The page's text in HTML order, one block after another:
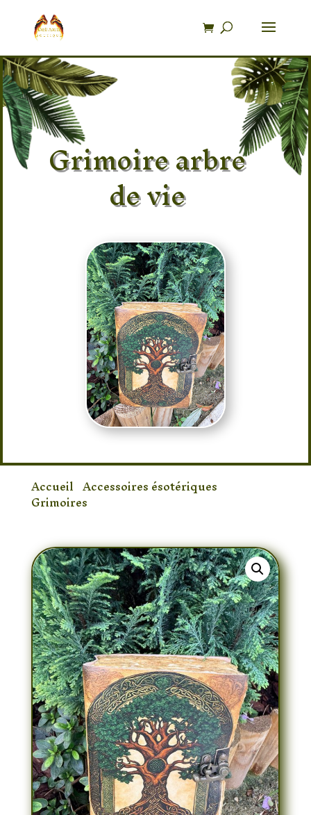
produits
Grimoire arbre
de vie
Accueil Accessoires ésotériques
Grimoires